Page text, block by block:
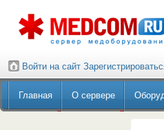
Войти на сайт
Главная О сервере